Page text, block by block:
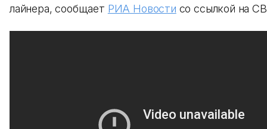
лайнера, сообщает РИА Новости со ссылкой на